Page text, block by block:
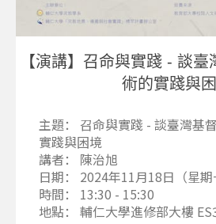
【演講】召命與實踐 - 談臺
術的實踐與
主題： 召命與實踐 - 談臺灣基
實踐與困境
講者： 陳治旭
日期： 2024年11月18日（星期
時間： 13:30 - 15:30
地點： 輔仁大學進修部大樓